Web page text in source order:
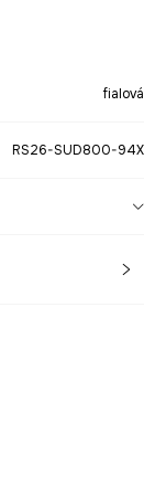
fialová
RS26-SUD800-94X